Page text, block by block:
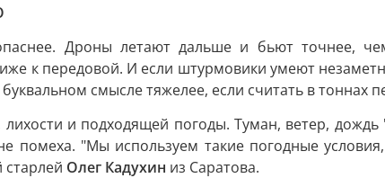
Дроны летают дальше и бьют точнее,
к передовой. И если штурмовики умеют
смысле тяжелее, если считать в тоннах
и подходящей погоды. Туман, ветер, дождь
помеха. "Мы используем такие погодные
Олег Кадухин из Саратова.